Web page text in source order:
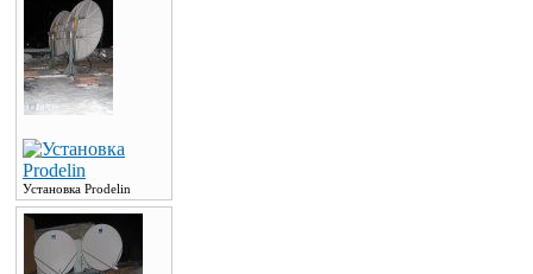
Установка Prodelin